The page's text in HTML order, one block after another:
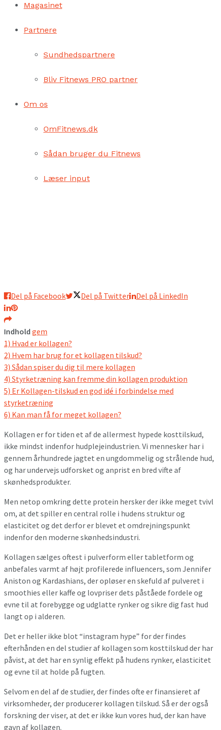
Magasinet
Partnere
Sundhedspartnere
Bliv Fitnews PRO partner
Om os
OmFitnews.dk
Sådan bruger du Fitnews
Læser input
Del på Facebook Del på Twitter Del på LinkedIn
Indhold gem
1) Hvad er kollagen?
2) Hvem har brug for et kollagen tilskud?
3) Sådan spiser du dig til mere kollagen
4) Styrketræning kan fremme din kollagen produktion
5) Er Kollagen-tilskud en god idé i forbindelse med
styrketræning
6) Kan man få for meget kollagen?
Kollagen er for tiden et af de allermest hypede kosttilskud,
ikke mindst indenfor hudplejeindustrien. Vi mennesker har i
gennem århundrede jagtet en ungdommelig og strålende hud,
og har undervejs udforsket og anprist en bred vifte af
skønhedsprodukter.
Men netop omkring dette protein hersker der ikke meget tvivl
om, at det spiller en central rolle i hudens struktur og
elasticitet og det derfor er blevet et omdrejningspunkt
indenfor den moderne skønhedsindustri.
Kollagen sælges oftest i pulverform eller tabletform og
anbefales varmt af højt profilerede influencers, som Jennifer
Aniston og Kardashians, der opløser en skefuld af pulveret i
smoothies eller kaffe og lovpriser dets påståede fordele og
evne til at forebygge og udglatte rynker og sikre dig fast hud
langt op i alderen.
Det er heller ikke blot “instagram hype” for der findes
efterhånden en del studier af kollagen som kosttilskud der har
påvist, at det har en synlig effekt på hudens rynker, elasticitet
og evne til at holde på fugten.
Selvom en del af de studier, der findes ofte er finansieret af
virksomheder, der producerer kollagen tilskud. Så er der også
forskning der viser, at det er ikke kun vores hud, der kan have
gavn af kollagen.